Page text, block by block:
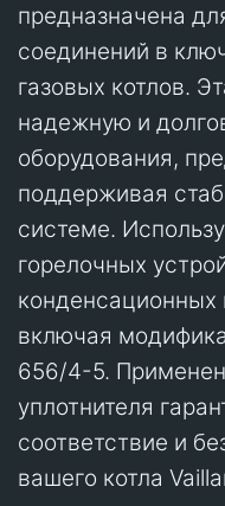
предназначена
соединений в
газовых котлов.
надежную и
оборудования,
поддерживая
системе.
горелочных
конденсационных
включая
656/4-5.
уплотнителя
соответствие и
вашего котла